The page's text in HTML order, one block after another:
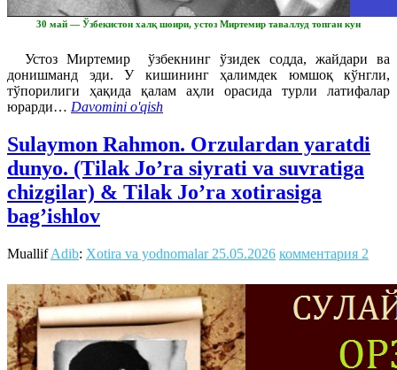
30 май — Ўзбекистон халқ шоири, устоз Миртемир таваллуд топган кун
Устоз Миртемир ўзбекнинг ўзидек содда, жайдари ва
донишманд эди. У кишининг ҳалимдек юмшоқ кўнгли,
тўпорилиги ҳақида қалам аҳли орасида турли латифалар
юрарди… Davomini o'qish
Sulaymon Rahmon. Orzulardan yaratdi
dunyo. (Tilak Jo’ra siyrati va suvratiga
chizgilar) & Tilak Jo’ra xotirasiga
bag’ishlov
MuallifAdib: Xotira va yodnomalar 25.05.2026 комментария 2